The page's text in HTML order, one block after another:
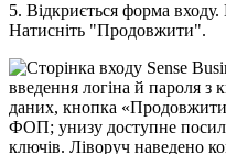
5. Відкриється форма входу.
Натисніть "Продовжити".